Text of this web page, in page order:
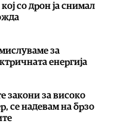
со дрон ја снимал
за
енергија
закони за високо
се надевам на брзо